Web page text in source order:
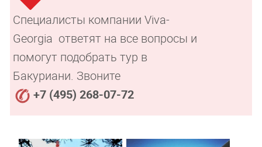
Специалисты компании Viva-
Georgia ответят на все вопросы и
помогут подобрать тур в
Бакуриани. Звоните
+7 (495) 268-07-72